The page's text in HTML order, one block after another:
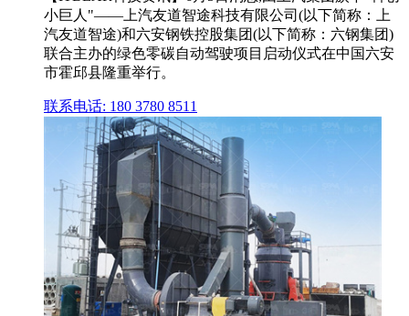
小巨人"——上汽友道智途科技有限公司(以下简称：上
汽友道智途)和六安钢铁控股集团(以下简称：六钢集团)
联合主办的绿色零碳自动驾驶项目启动仪式在中国六安
市霍邱县隆重举行。
联系电话: 180 3780 8511